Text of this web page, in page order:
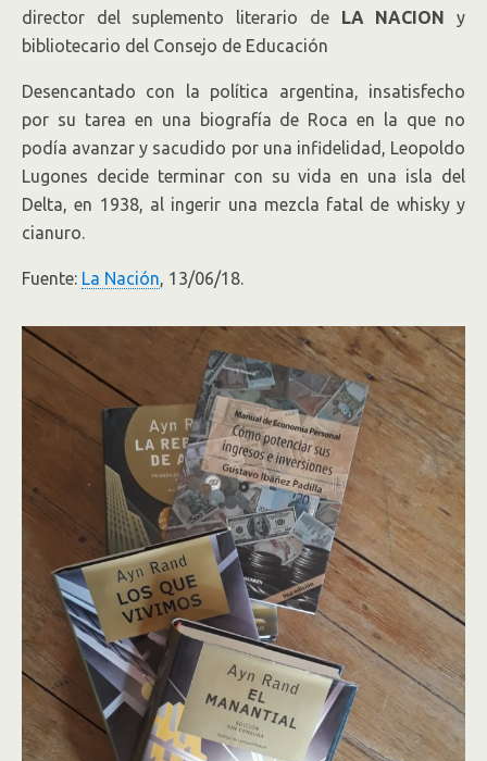
director del suplemento literario de LA NACION y
bibliotecario del Consejo de Educación
Desencantado con la política argentina, insatisfecho
por su tarea en una biografía de Roca en la que no
podía avanzar y sacudido por una infidelidad, Leopoldo
Lugones decide terminar con su vida en una isla del
Delta, en 1938, al ingerir una mezcla fatal de whisky y
cianuro.
Fuente: La Nación, 13/06/18.